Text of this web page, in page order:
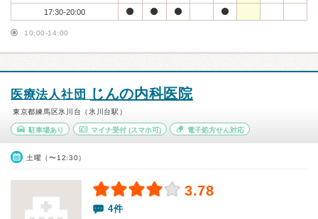
17:30-20:00
10:00-14:00
医療法人社団 じんの内科医院
東京都練馬区氷川台（氷川台駅）
駐車場あり マイナ受付(スマホ可) 電子処方せん対応
土曜（〜12:30）
3.78
4件